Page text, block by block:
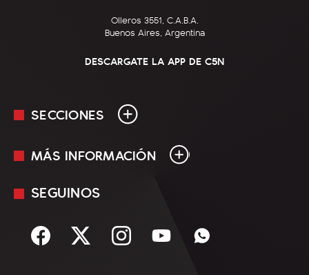
Olleros 3551, C.A.B.A.
Buenos Aires, Argentina
DESCARGATE LA APP DE C5N
SECCIONES
En Vivo
Sociedad
MÁS INFORMACIÓN
Mediakit
Términos y condiciones
SEGUINOS